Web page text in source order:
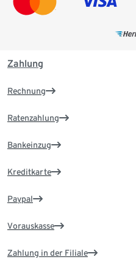
Zahlung
Rechnung
Ratenzahlung
Bankeinzug
Kreditkarte
Paypal
Vorauskasse
Zahlung in der Filiale